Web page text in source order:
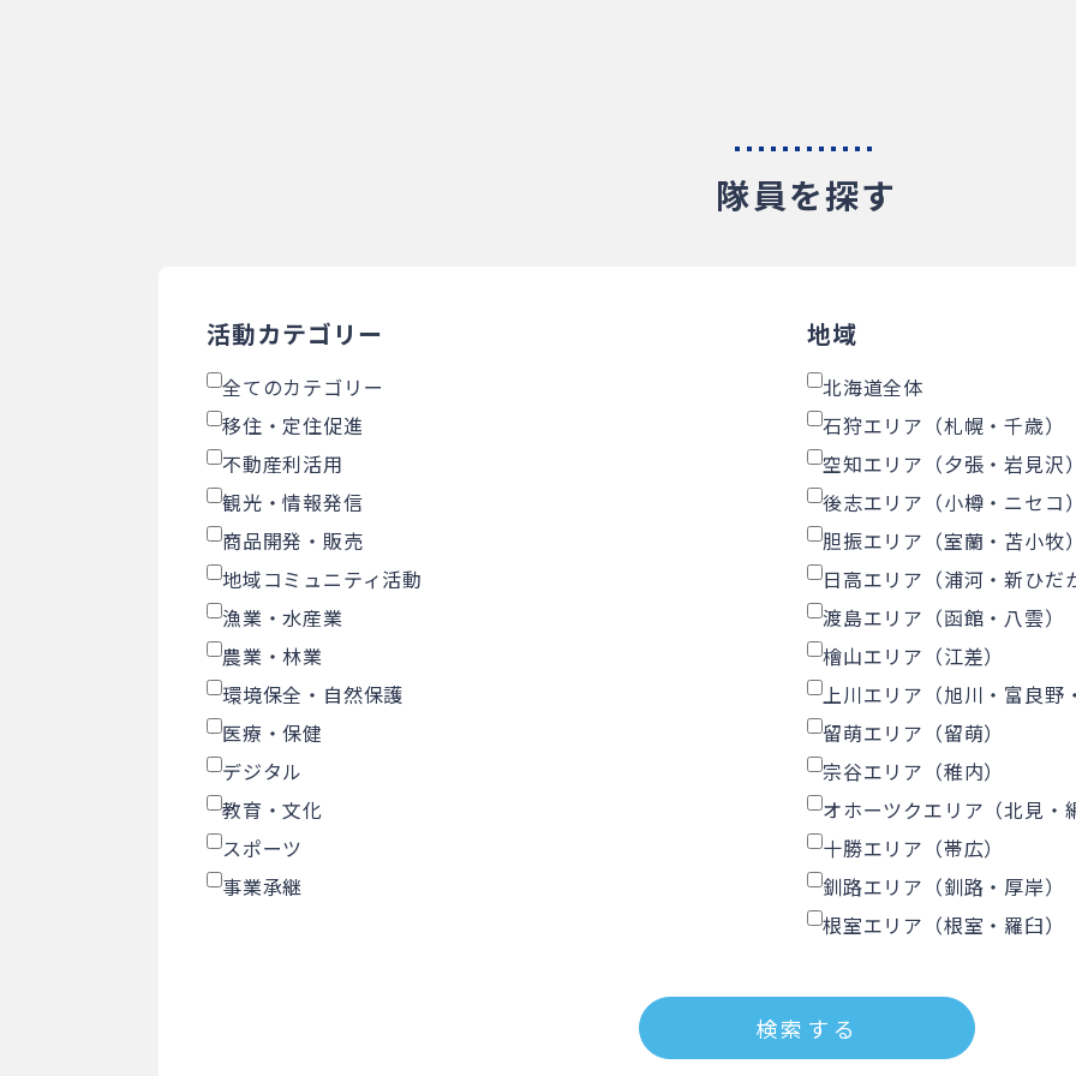
隊員を探す
活動カテゴリー
全てのカテゴリー
移住・定住促進
不動産利活用
観光・情報発信
商品開発・販売
地域コミュニティ活動
漁業・水産業
農業・林業
環境保全・自然保護
医療・保健
デジタル
教育・文化
スポーツ
事業承継
地域
北海道全体
石狩エリア（札幌・千歳）
空知エリア（夕張・岩見沢
後志エリア（小樽・ニセコ
胆振エリア（室蘭・苫小牧
日高エリア（浦河・新ひだ
渡島エリア（函館・八雲）
檜山エリア（江差）
上川エリア（旭川・富良野
留萌エリア（留萌）
宗谷エリア（稚内）
オホーツクエリア（北見・
十勝エリア（帯広）
釧路エリア（釧路・厚岸）
根室エリア（根室・羅臼）